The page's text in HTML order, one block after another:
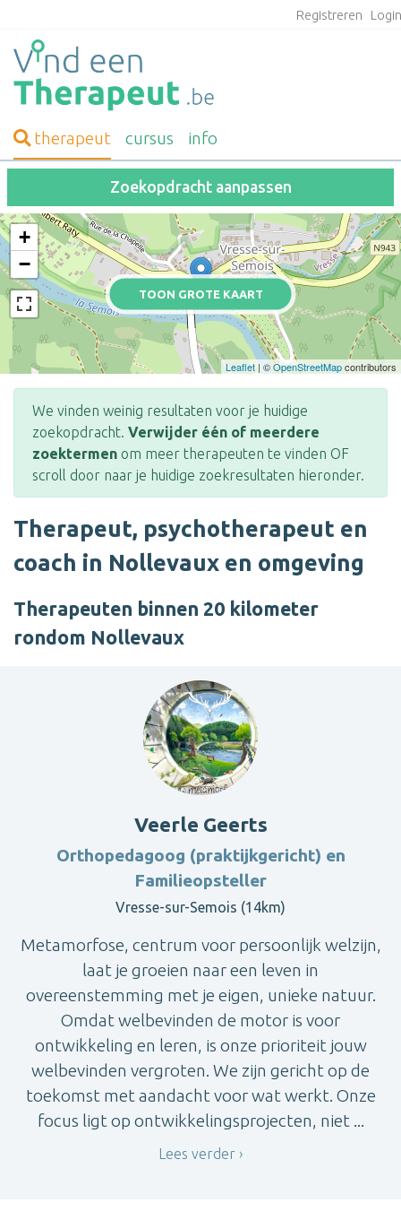
Registreren
therapeut cursus info
Zoekopdracht aanpassen
TOON GROTE KAART
+
−
Leaflet | ©OpenStreetMapcontributors
We vinden weinig resultaten voor je huidige
zoekopdracht. Verwijder één of meerdere
zoektermen om meer therapeuten te vinden OF
scroll door naar je huidige zoekresultaten hieronder.
Therapeut, psychotherapeut en
coach in Nollevaux en omgeving
Therapeuten binnen 20 kilometer
rondom Nollevaux
Veerle Geerts
Orthopedagoog (praktijkgericht) en
Familieopsteller
Vresse-sur-Semois (14km)
Metamorfose, centrum voor persoonlijk welzijn,
laat je groeien naar een leven in
overeenstemming met je eigen, unieke natuur.
Omdat welbevinden de motor is voor
ontwikkeling en leren, is onze prioriteit jouw
welbevinden vergroten. We zijn gericht op de
toekomst met aandacht voor wat werkt. Onze
focus ligt op ontwikkelingsprojecten, niet ...
Lees verder